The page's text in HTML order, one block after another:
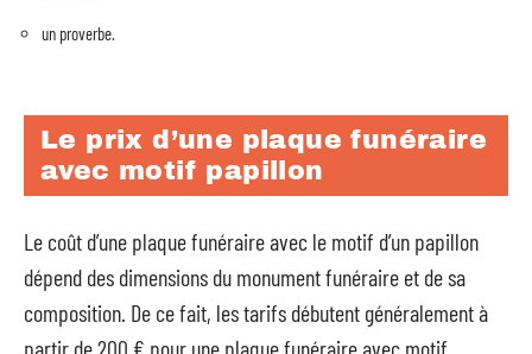
un proverbe.
Le prix d’une plaque funéraire
avec motif papillon
Le coût d’une plaque funéraire avec le motif d’un papillon
dépend des dimensions du monument funéraire et de sa
composition. De ce fait, les tarifs débutent généralement à
partir de 200 € pour une plaque funéraire avec motif